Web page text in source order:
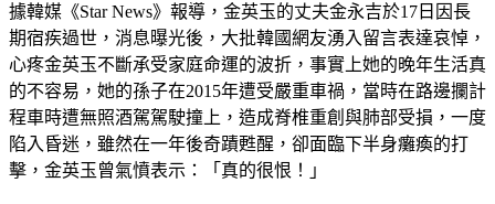
據韓媒《Star News》報導，金英玉的丈夫金永吉於17日因長
期宿疾過世，消息曝光後，大批韓國網友湧入留言表達哀悼，
心疼金英玉不斷承受家庭命運的波折，事實上她的晚年生活真
的不容易，她的孫子在2015年遭受嚴重車禍，當時在路邊攔計
程車時遭無照酒駕駕駛撞上，造成脊椎重創與肺部受損，一度
陷入昏迷，雖然在一年後奇蹟甦醒，卻面臨下半身癱瘓的打
擊，金英玉曾氣憤表示：「真的很恨！」